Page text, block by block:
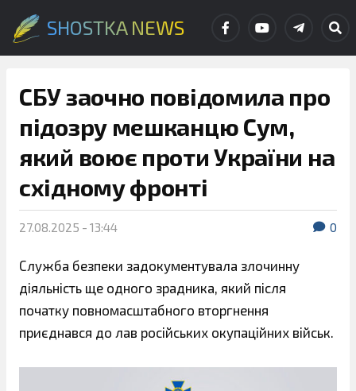
SHOSTKA NEWS
СБУ заочно повідомила про
підозру мешканцю Сум,
який воює проти України на
східному фронті
27.08.2025 - 13:44 0
Служба безпеки задокументувала злочинну
діяльність ще одного зрадника, який після
початку повномасштабного вторгнення
приєднався до лав російських окупаційних військ.